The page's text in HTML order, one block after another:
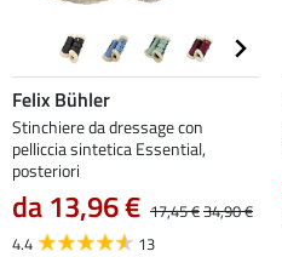
Felix Bühler
Stinchiere da dressage con
pelliccia sintetica Essential,
posteriori
da 13,96 € 17,45 €34,90 €
4.4
13